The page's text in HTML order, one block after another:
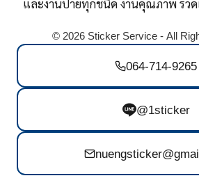
และงานป้ายทุกชนิด งานคุณภาพ รวด
© 2026 Sticker Service - All
064-714-9265
@1sticker